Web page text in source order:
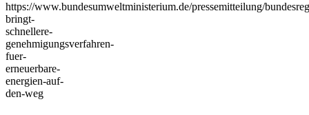
https://www.bundesumweltministerium.de/pressemitteilung/
bringt-
schnellere-
genehmigungsverfahren-
fuer-
erneuerbare-
energien-auf-
den-weg